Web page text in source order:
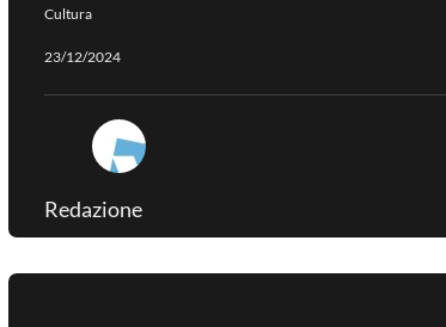
Cultura
23/12/2024
Redazione